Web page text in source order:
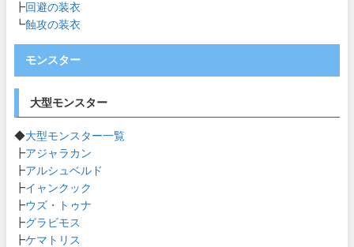
┣回避の装衣
┗蝕攻の装衣
モンスター
大型モンスター
◆大型モンスター一覧
┣アジャラカン
┣アルシュベルド
┣イャンクック
┣ウズ・トゥナ
┣グラビモス
┣ケマトリス